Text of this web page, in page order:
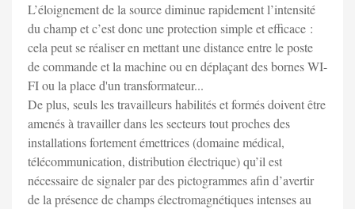
L’éloignement de la source diminue rapidement l’intensité
du champ et c’est donc une protection simple et efficace :
cela peut se réaliser en mettant une distance entre le poste
de commande et la machine ou en déplaçant des bornes WI-
FI ou la place d'un transformateur...
De plus, seuls les travailleurs habilités et formés doivent être
amenés à travailler dans les secteurs tout proches des
installations fortement émettrices (domaine médical,
télécommunication, distribution électrique) qu’il est
nécessaire de signaler par des pictogrammes afin d’avertir
de la présence de champs électromagnétiques intenses au